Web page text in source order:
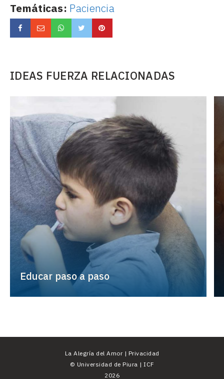
Temáticas: Paciencia
IDEAS FUERZA RELACIONADAS
Educar paso a paso
La Alegría del Amor | Privacidad
© Universidad de Piura | ICF
2026